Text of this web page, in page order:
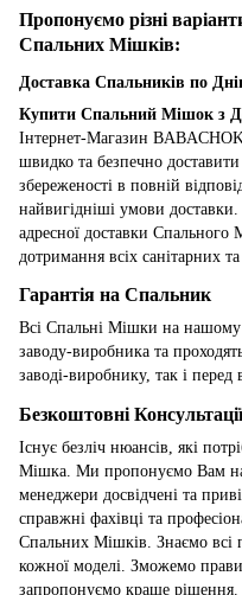
Пропонуємо різні
Спальних Мішків:
Доставка Спальників по
Купити Спальний Мішок з
Інтернет-Магазин BABACHOK
швидко та безпечно доставити
збереженості в повній
найвигідніші умови
адресної доставки
дотримання всіх санітарних
Гарантія на Спальник
Всі Спальні Мішки на нашому
заводу-виробника та
заводі-виробнику, так і
Безкоштовні
Існує безліч нюансів, які
Мішка. Ми пропонуємо Вам
менеджери досвідчені та
справжні фахівці та
Спальних Мішків. Знаємо всі
кожної моделі. Зможемо
запропонуємо краще